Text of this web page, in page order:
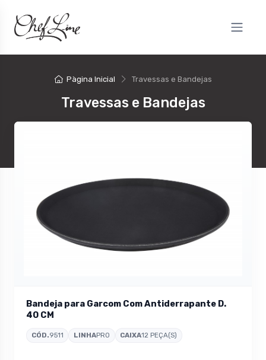
Pàgina Inicial Travessas e Bandejas
Travessas e Bandejas
Bandeja para Garcom Com Antiderrapante D.
40 CM
CÓD.9511 LINHAPRO CAIXA12 PEÇA(S)